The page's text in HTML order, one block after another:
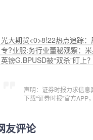
光大期货<0>8!22热点追踪
专?业服:务行业董秘观察：
英镑G.BPUSD被“双杀”盯上
声明：证券时报力求信
下载“证券时报”官方
友评论